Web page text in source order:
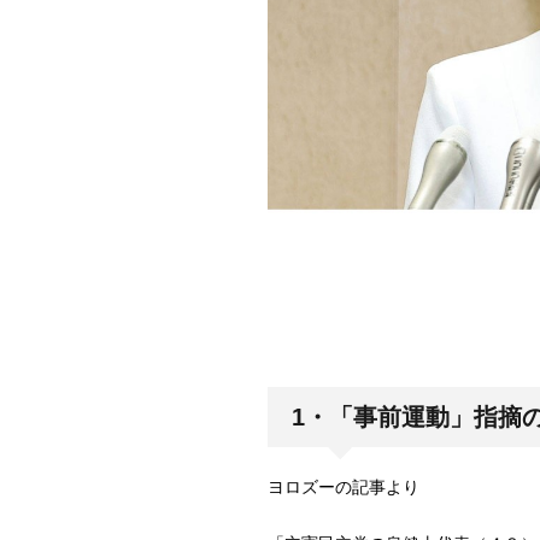
1・「事前運動」指摘
ヨロズーの記事より